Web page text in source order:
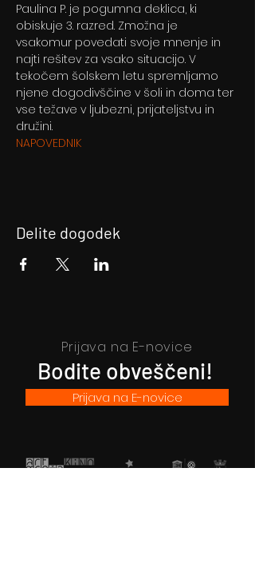
Paulina P. je pogumna deklica, ki
obiskuje 3. razred. Zmožna je
vsakomur povedati svoje mnenje in
najti rešitev za vsako situacijo. V
tekočem šolskem letu spremljamo
njene dogodivščine v šoli in doma ter
vse težave v ljubezni, prijateljstvu in
družini.
NAPOVEDNIK
Delite dogodek
Prijava na E-novice
Bodite obveščeni!
Prijava na E-novice